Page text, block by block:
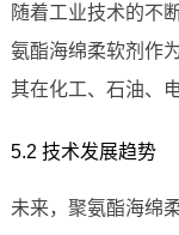
随着工业技术的不
氨酯海绵柔软剂作
其在化工、石油、
5.2 技术发展趋势
未来，聚氨酯海绵